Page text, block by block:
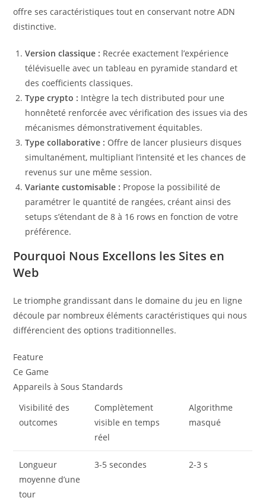
offre ses caractéristiques tout en conservant notre ADN
distinctive.
Version classique : Recrée exactement l’expérience
télévisuelle avec un tableau en pyramide standard et
des coefficients classiques.
Type crypto : Intègre la tech distributed pour une
honnêteté renforcée avec vérification des issues via des
mécanismes démonstrativement équitables.
Type collaborative : Offre de lancer plusieurs disques
simultanément, multipliant l’intensité et les chances de
revenus sur une même session.
Variante customisable : Propose la possibilité de
paramétrer le quantité de rangées, créant ainsi des
setups s’étendant de 8 à 16 rows en fonction de votre
préférence.
Pourquoi Nous Excellons les Sites en
Web
Le triomphe grandissant dans le domaine du jeu en ligne
découle par nombreux éléments caractéristiques qui nous
différencient des options traditionnelles.
Feature
Ce Game
Appareils à Sous Standards
Visibilité des
outcomes
Complètement
visible en temps
réel
Algorithme
masqué
Longueur
moyenne d’une
tour
3-5 secondes 2-3 s